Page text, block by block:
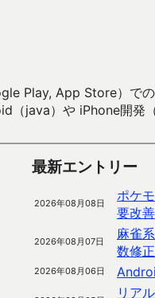
Play, App Store）で
（java）や iPhone開
最新エントリー
2026年08月08日
ポケ
要改善
2026年08月07日
麻雀
数修
2026年08月06日
リア